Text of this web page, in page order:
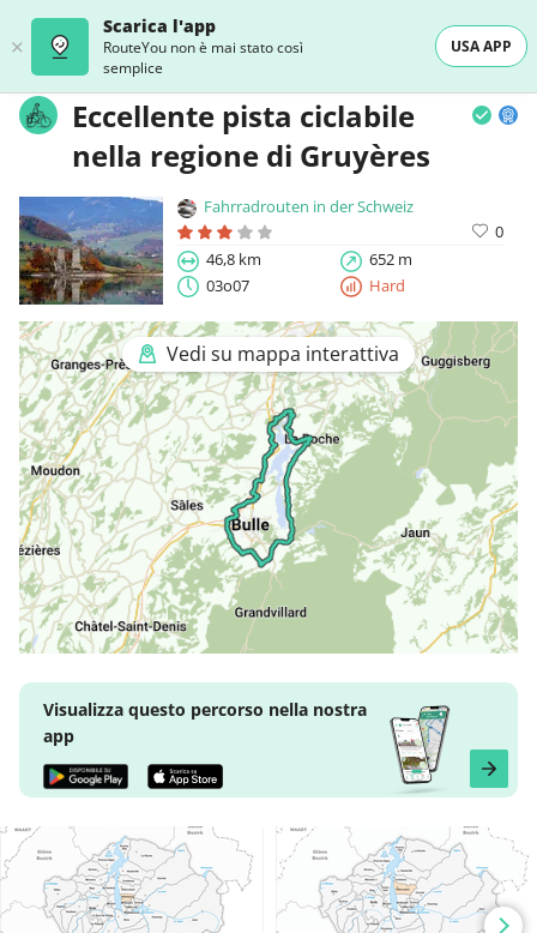
Scarica l'app
RouteYou non è mai stato così
semplice
USA APP
Eccellente pista ciclabile
nella regione di Gruyères
Fahrradrouten in der Schweiz
0
46,8 km
652 m
03o07
Hard
Vedi su mappa interattiva
Visualizza questo percorso nella nostra
app